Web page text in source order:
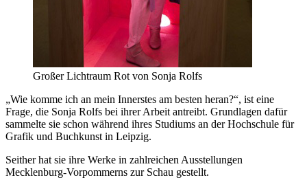
Großer Lichtraum Rot von Sonja Rolfs
„Wie komme ich an mein Innerstes am besten heran?“, ist eine
Frage, die Sonja Rolfs bei ihrer Arbeit antreibt. Grundlagen dafür
sammelte sie schon während ihres Studiums an der Hochschule für
Grafik und Buchkunst in Leipzig.
Seither hat sie ihre Werke in zahlreichen Ausstellungen
Mecklenburg-Vorpommerns zur Schau gestellt.